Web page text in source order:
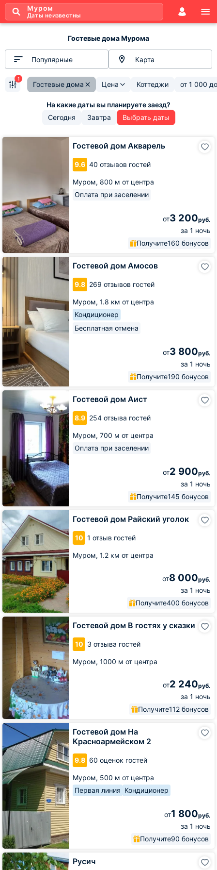
Муром
Даты неизвестны
Гостевые дома Мурома
Популярные Карта
Гостевые дома Цена Коттеджи от 1 000
1
Сегодня Завтра Выбрать даты
Гостевой дом Акварель
9.6 40 отзывов гостей
Муром, 800 м от центра
Оплата при заселении
от3 200руб.
за 1 ночь
Получите160 бонусов
Гостевой
Гостевой дом Амосов
9.8 269 отзывов гостей
Муром, 1.8 км от центра
Кондиционер
Бесплатная отмена
от3 800руб.
за 1 ночь
Получите190 бонусов
Гостевой
дом
Амосов
Гостевой дом Аист
8.9 254 отзыва гостей
Муром, 700 м от центра
Оплата при заселении
от2 900руб.
за 1 ночь
Получите145 бонусов
Гостевой
Аист
Гостевой дом Райский уголок
10 1 отзыв гостей
Муром, 1.2 км от центра
от8 000руб.
за 1 ночь
Получите400 бонусов
Гостевой
дом
Райский
уголок
Гостевой дом В гостях у сказки
10 3 отзыва гостей
Муром, 1000 м от центра
от2 240руб.
за 1 ночь
Получите112 бонусов
Гостевой
гостях
сказки
Гостевой дом На
Красноармейском 2
9.8 60 оценок гостей
Муром, 500 м от центра
Первая линия Кондиционер
от1 800руб.
за 1 ночь
Получите90 бонусов
Гостевой
На
Красноармейском
2
Русич
Русич